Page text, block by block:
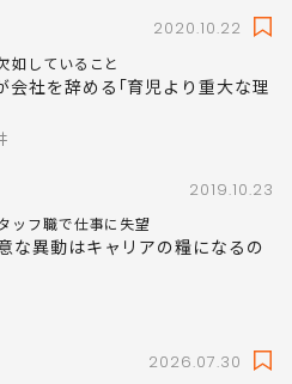
2020.10.22
如していること
会社を辞める｢育児より重大な理
2019.10.23
ッフ職で仕事に失望
な異動はキャリアの糧になるの
2026.07.30